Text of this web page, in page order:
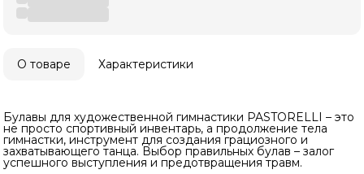
О товаре Характеристики
Булавы для художественной гимнастики PASTORELLI – это
не просто спортивный инвентарь, а продолжение тела
гимнастки, инструмент для создания грациозного и
захватывающего танца. Выбор правильных булав – залог
успешного выступления и предотвращения травм.